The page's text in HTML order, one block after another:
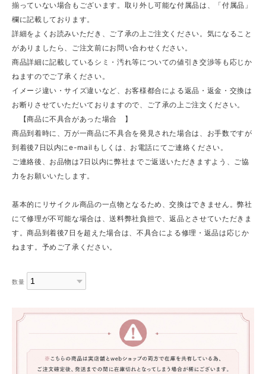
揃っていない場合もございます。取り外し可能な付属品は、「付属品」
欄に記載しております。
詳細をよくお読みいただき、ご了承の上ご注文ください。気になること
がありましたら、ご注文前にお問い合わせください。
商品詳細に記載しているシミ・汚れ等についての値引き交渉等も応じか
ねますのでご了承ください。
イメージ違い・サイズ違いなど、お客様都合による返品・返金・交換は
お断りさせていただいておりますので、ご了承の上ご注文ください。
【商品に不具合があった場合 】
商品到着時に、万が一商品に不具合を発見された場合は、お手数ですが
到着後7日以内にe-mailもしくは、お電話にてご連絡ください。
ご連絡後、お品物は7日以内に弊社までご返送いただきますよう、ご協
力をお願いいたします。
基本的にリサイクル商品の一点物となるため、交換はできません。弊社
にて修理が不可能な場合は、送料弊社負担で、返品とさせていただきま
す。商品到着後7日を超えた場合は、不具合による修理・返品は応じか
ねます。予めご了承ください。
数量